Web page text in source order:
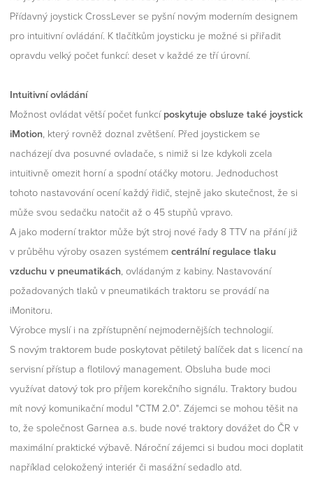
Přídavný joystick CrossLever se pyšní novým moderním designem
pro intuitivní ovládání. K tlačítkům joysticku je možné si přiřadit
opravdu velký počet funkcí: deset v každé ze tří úrovní.
Intuitivní ovládání
Možnost ovládat větší počet funkcí poskytuje obsluze také joystick
iMotion, který rovněž doznal zvětšení. Před joystickem se
nacházejí dva posuvné ovladače, s nimiž si lze kdykoli zcela
intuitivně omezit horní a spodní otáčky motoru. Jednoduchost
tohoto nastavování ocení každý řidič, stejně jako skutečnost, že si
může svou sedačku natočit až o 45 stupňů vpravo.
A jako moderní traktor může být stroj nové řady 8 TTV na přání již
v průběhu výroby osazen systémem centrální regulace tlaku
vzduchu v pneumatikách, ovládaným z kabiny. Nastavování
požadovaných tlaků v pneumatikách traktoru se provádí na
iMonitoru.
Výrobce myslí i na zpřístupnění nejmodernějších technologií.
S novým traktorem bude poskytovat pětiletý balíček dat s licencí na
servisní přístup a flotilový management. Obsluha bude moci
využívat datový tok pro příjem korekčního signálu. Traktory budou
mít nový komunikační modul "CTM 2.0". Zájemci se mohou těšit na
to, že společnost Garnea a.s. bude nové traktory dovážet do ČR v
maximální praktické výbavě. Nároční zájemci si budou moci doplatit
například celokožený interiér či masážní sedadlo atd.